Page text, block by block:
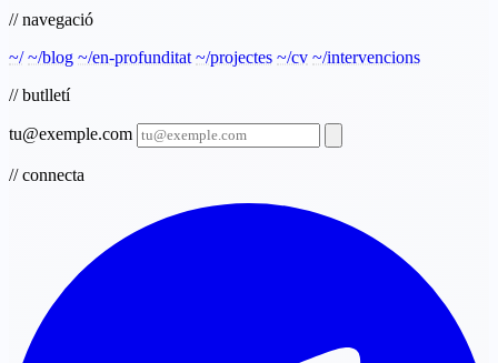
// navegació
~/ ~/blog ~/en-profunditat ~/projectes ~/cv ~/intervencions
// butlletí
tu@exemple.com
// connecta